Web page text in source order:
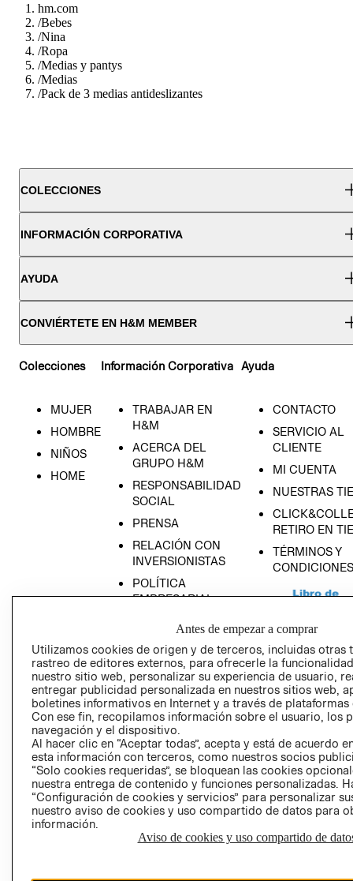
hm.com
/Bebes
/Nina
/Ropa
/Medias y pantys
/Medias
/Pack de 3 medias antideslizantes
COLECCIONES
INFORMACIÓN CORPORATIVA
AYUDA
CONVIÉRTETE EN H&M MEMBER
Colecciones
MUJER
HOMBRE
NIÑOS
HOME
Información Corporativa
TRABAJAR EN
H&M
ACERCA DEL
GRUPO H&M
RESPONSABILIDAD
SOCIAL
PRENSA
RELACIÓN CON
INVERSIONISTAS
POLÍTICA
EMPRESARIAL
Ayuda
CONTACTO
SERVICIO AL
CLIENTE
MI CUENTA
NUESTRAS
RETIRO EN
TÉRMINOS Y
CONDICIONES
AVISO DE
PRIVACIDAD
GIFT CARD
Antes de empezar a comprar
Utilizamos cookies de origen y de terceros, incluidas otras
rastreo de editores externos, para ofrecerle la
nuestro sitio web, personalizar su experiencia de usuario,
entregar publicidad personalizada en nuestros sitios web,
boletines informativos en Internet y a través de plataformas
Con ese fin, recopilamos información sobre el usuario, los
navegación y el dispositivo.
Al hacer clic en “Aceptar todas”, acepta y está de acuerdo
esta información con terceros, como nuestros socios
“Solo cookies requeridas”, se bloquean las cookies
nuestra entrega de contenido y funciones personalizadas.
“Configuración de cookies y servicios” para personalizar
nuestro aviso de cookies y uso compartido de datos para
información.
Aviso de cookies y uso compartido de